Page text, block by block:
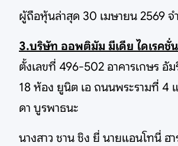
ผู้ถือหุ้นล่าสุด 30 เมษายน 2569
3.บริษัท ออพติมัม มีเดีย ไดเรคชั่
ตั้งเลขที่ 496-502 อาคารเกษร อั
18 ห้อง ยูนิต เอ ถนนพระรามที่ 4
ดา บูรพาธนะ
นางสาว ชาน ชิง ยี่ นายแอนโทนี่ ฮ